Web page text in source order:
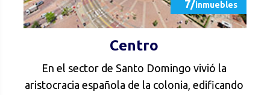
7/inmuebles
Centro
En el sector de Santo Domingo vivió la
aristocracia española de la colonia, edificando